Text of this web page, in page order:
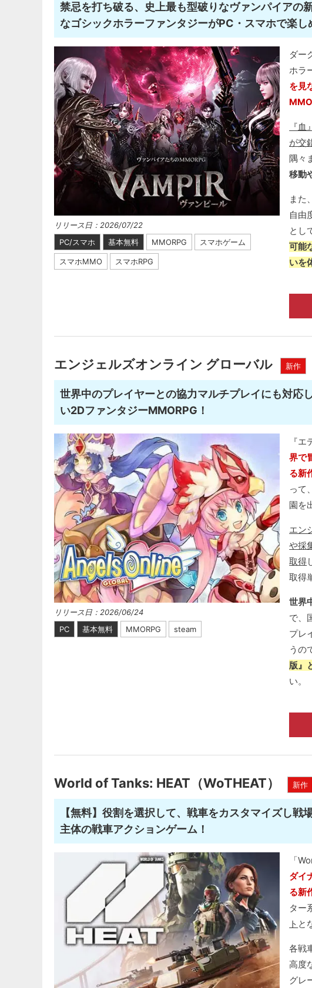
禁忌を打ち破る、史上最も型破りなヴァンパイアの
なゴシックホラーファンタジーがPC・スマホで楽し
リリース日：2026/07/22
PC/スマホ
基本無料 MMORPG スマホゲーム
スマホMMO スマホRPG
ダー
ホラ
を見
『
が交
隅々
移動
また
自由
とし
可能
いを
エンジェルズオンライン グローバル 新作
世界中のプレイヤーとの協力マルチプレイにも対応
い2DファンタジーMMORPG！
リリース日：2026/06/24
PC
基本無料 MMORPG steam
『
界で
る新
って
園を
エン
や採
取得
取得
世界
で、
プレ
うの
版』
い。
World of Tanks: HEAT（WoTHEAT） 新作
【無料】役割を選択して、戦車をカスタマイズし
主体の戦車アクションゲーム！
「
ダイ
る新
ター
ト と
各戦
高度
グレ